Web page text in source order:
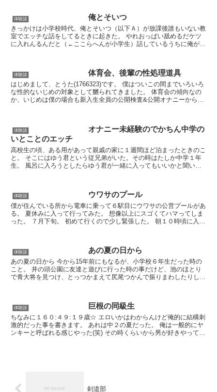
体験談 俺とそいつ
きっかけは小学校時代、俺とそいつ（以下Ａ）が放課後誰もいない教
室でエッチな話をしてるときに起きた。 やれおっぱい舐めるだケツ
に入れんるんだと（←ここらへんが小学生）話しているうちに俺が、
体験談 体育会、後輩の性処理道具
はじめまして、とうた(1766323)です。 僕はついこの間までいろいろ
な性的ないじめの対象として嬲られてきました。 体育会の傾向なの
か、いじめは僕の場合も新入生全員の公開検査&公開オナニーからで
体験談
オナニー未経験のでかちん中学の
いとことのエッチ
高校生の頃、ある用があって親戚の家に１週間ほど泊まったときのこ
と。 そこにはゆう君という従兄弟がいた。その時はたしか中学１年
生。 風呂に入ろうとしたらゆう君が一緒に入ってもいいかと聞いて
体験談 ウワサのプール
僕が住んでいる所から電車に乗って６駅目にウワサの公営プールがあ
る。 夏休みに入って行ってみた。 想像以上にスゴくてハマってしま
った。 ７月下旬。 初めて行くので少し緊張した。 朝１０時頃に入場
体験談 あの夏の日から
あの夏の日から 今から15年前にもなるが、小学校６年生だった時の
こと。 井の頭公園に友達と遊びに行った時の事だけど、池のほとり
で青大将を見つけ、とっつかまえて尻尾つかんで振りまわしたりして
体験談 巨根の同級生
ちなみに１６０:４９:１９歳☆ エロいかはわからんけど俺的に結構刺
激的だった事を書きます。 あれは中２の夏だった。 俺は一般的にヤ
ンキーと呼ばれる感じやった(笑) その時くらいから男が好きやって、
剣道部